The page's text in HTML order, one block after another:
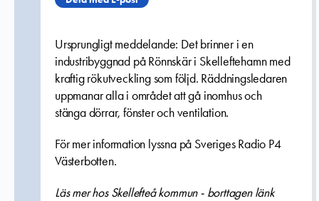
Ursprungligt meddelande: Det brinner i en
industribyggnad på Rönnskär i Skelleftehamn med
kraftig rökutveckling som följd. Räddningsledaren
uppmanar alla i området att gå inomhus och
stänga dörrar, fönster och ventilation.
För mer information lyssna på Sveriges Radio P4
Västerbotten.
Läs mer hos Skellefteå kommun - borttagen länk